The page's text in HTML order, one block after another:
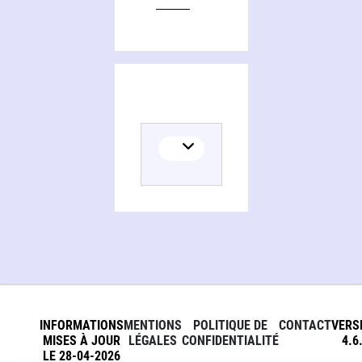
INFORMATIONS
MISES À JOUR
LE 28-04-2026
MENTIONS
LÉGALES
POLITIQUE DE
CONFIDENTIALITÉ
CONTACT